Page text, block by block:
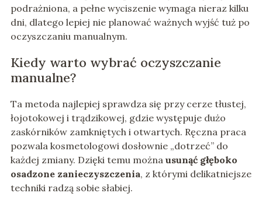
podrażniona, a pełne wyciszenie wymaga nieraz kilku
dni, dlatego lepiej nie planować ważnych wyjść tuż po
oczyszczaniu manualnym.
Kiedy warto wybrać oczyszczanie
manualne?
Ta metoda najlepiej sprawdza się przy cerze tłustej,
łojotokowej i trądzikowej, gdzie występuje dużo
zaskórników zamkniętych i otwartych. Ręczna praca
pozwala kosmetologowi dosłownie „dotrzeć” do
każdej zmiany. Dzięki temu można usunąć głęboko
osadzone zanieczyszczenia, z którymi delikatniejsze
techniki radzą sobie słabiej.